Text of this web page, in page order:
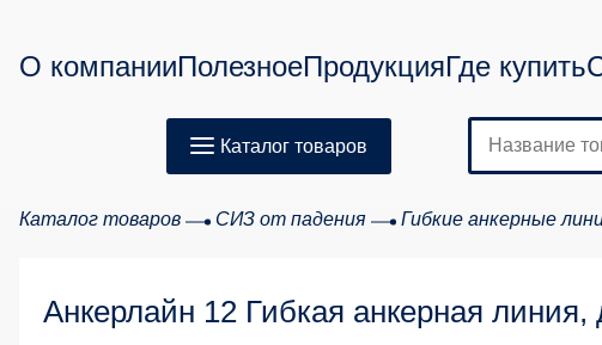
О компанииПолезноеПродукцияГде купить
Каталог товаров
Каталог товаров СИЗ от падения Гибкие анкерные
Анкерлайн 12 Гибкая анкерная